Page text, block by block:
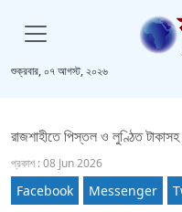
শুক্রবার, ০৭ আগস্ট, ২০২৬
রাজশাহীতে পিস্তল ও লুণ্ঠিত
প্রকাশ : 08 Jun 2026
Facebook Messenger